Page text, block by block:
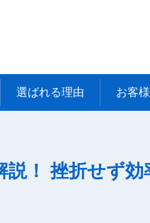
選ばれる理由 お客
！ 挫折せず効